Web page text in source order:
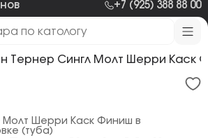
+7 (925) 388 88 00
Тернер Сингл Молт Шерри Каск
Молт Шерри Каск Финиш в
(туба)